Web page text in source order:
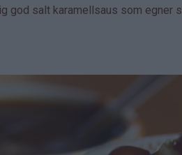
god salt karamellsaus som egner